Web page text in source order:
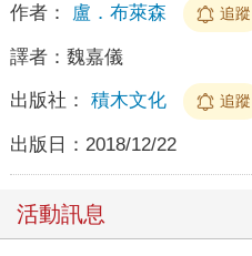
作者： 盧．布萊森 追蹤
譯者： 魏嘉儀
出版社： 積木文化 追蹤
出版日： 2018/12/22
活動訊息